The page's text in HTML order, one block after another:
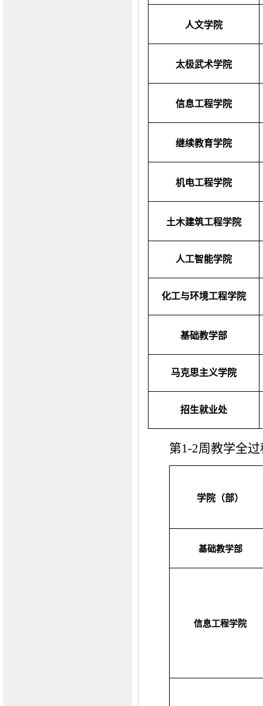
人文学院
太极武术学院
信息工程学院
继续教育学院
机电工程学院
土木建筑工程学院
人工智能学院
化工与环境工程学院
基础教学部
马克思主义学院
招生就业处
第1-2周教学全
学院（部）
基础教学部
信息工程学院